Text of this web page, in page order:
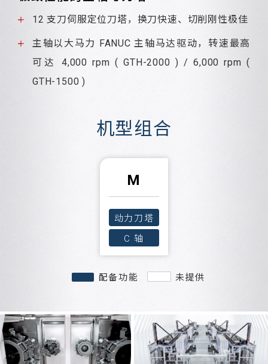
12 支刀伺服定位刀塔，换刀快速、切削刚性极佳
主轴以大马力 FANUC 主轴马达驱动，转速最高
可达 4,000 rpm ( GTH-2000 ) / 6,000 rpm (
GTH-1500 )
机型组合
M
动力刀塔
C 轴
配备功能 未提供